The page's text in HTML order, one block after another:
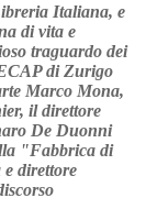
Italiana, e
di vita e
traguardo dei
di Zurigo
Marco Mona,
il direttore
De Duonni
"Fabbrica di
direttore